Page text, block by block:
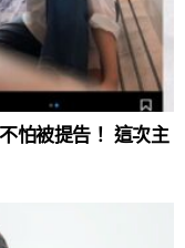
怕被提告！ 這次主